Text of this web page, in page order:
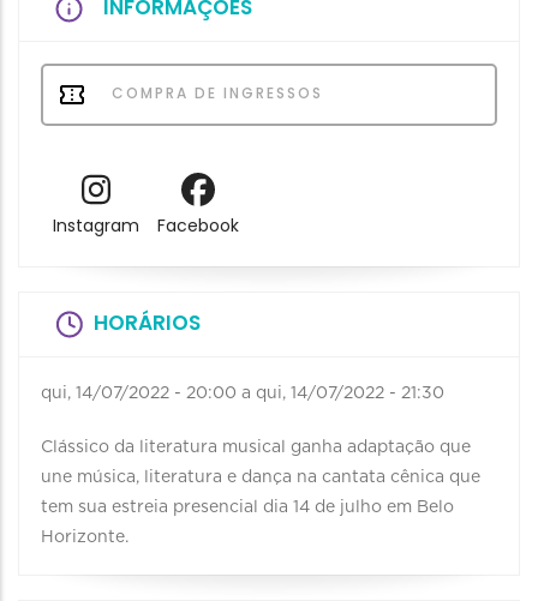
INFORMAÇÕES
COMPRA DE INGRESSOS
Instagram Facebook
HORÁRIOS
qui, 14/07/2022 - 20:00 a qui, 14/07/2022 - 21:30
Clássico da literatura musical ganha adaptação que
une música, literatura e dança na cantata cênica que
tem sua estreia presencial dia 14 de julho em Belo
Horizonte.